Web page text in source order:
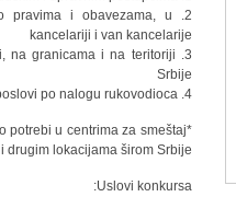
pravima i obavezama, u
kancelariji i van kancelarije
na granicama i na teritoriji
Srbije
4. prateći administrativni poslovi i drugi poslovi po nalogu rukovodioca
potrebi u centrima za smeštaj
drugim lokacijama širom Srbije
Uslovi konkursa: